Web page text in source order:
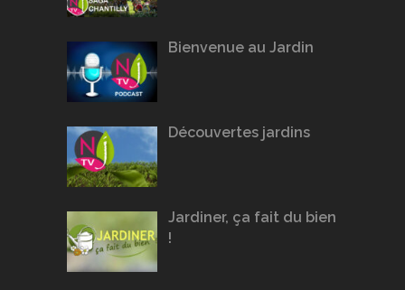
Bienvenue au Jardin
Découvertes jardins
Jardiner, ça fait du bien
!